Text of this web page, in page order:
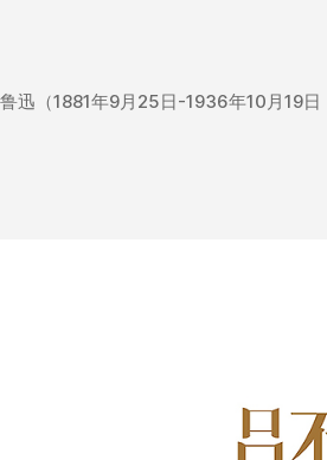
鲁迅（1881年9月25日-1936年10月19